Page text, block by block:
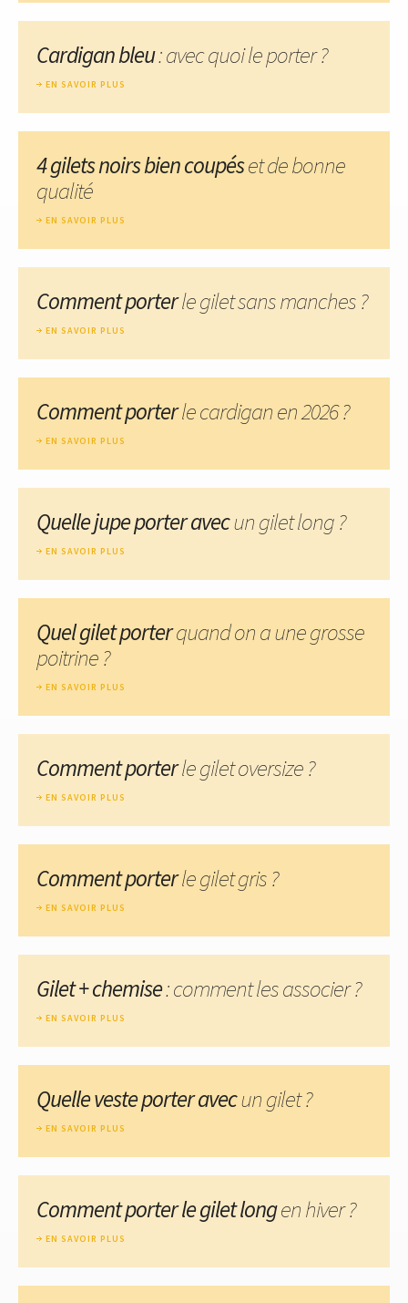
Cardigan bleu: avec quoi le porter ?
EN SAVOIR PLUS
4 gilets noirs bien coupéset de bonne
qualité
EN SAVOIR PLUS
Comment porterle gilet sans manches ?
EN SAVOIR PLUS
Comment porterle cardigan en 2026 ?
EN SAVOIR PLUS
Quelle jupe porter avecun gilet long ?
EN SAVOIR PLUS
Quel gilet porterquand on a une grosse
poitrine ?
EN SAVOIR PLUS
Comment porterle gilet oversize ?
EN SAVOIR PLUS
Comment porterle gilet gris ?
EN SAVOIR PLUS
Gilet + chemise: comment les associer ?
EN SAVOIR PLUS
Quelle veste porter avecun gilet ?
EN SAVOIR PLUS
Comment porter le gilet longen hiver ?
EN SAVOIR PLUS